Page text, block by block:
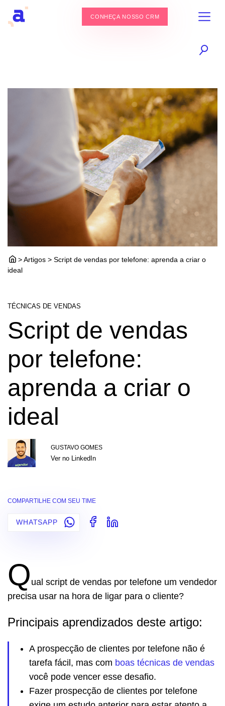
CONHEÇA NOSSO CRM
> Artigos > Script de vendas por telefone: aprenda a criar o
ideal
TÉCNICAS DE VENDAS
Script de vendas
por telefone:
aprenda a criar o
ideal
GUSTAVO GOMES
Ver no LinkedIn
COMPARTILHE COM SEU TIME
WHATSAPP
Q ual script de vendas por telefone um vendedor
precisa usar na hora de ligar para o cliente?
Principais aprendizados deste artigo:
A prospecção de clientes por telefone não é
tarefa fácil, mas com boas técnicas de vendas
você pode vencer esse desafio.
Fazer prospecção de clientes por telefone